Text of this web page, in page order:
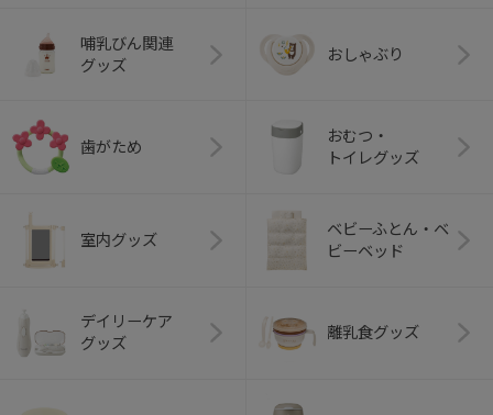
哺乳びん関連
グッズ
おしゃぶり
歯がため
おむつ・
トイレグッズ
室内グッズ
ベビーふとん・ベ
ビーベッド
デイリーケア
グッズ
離乳食グッズ